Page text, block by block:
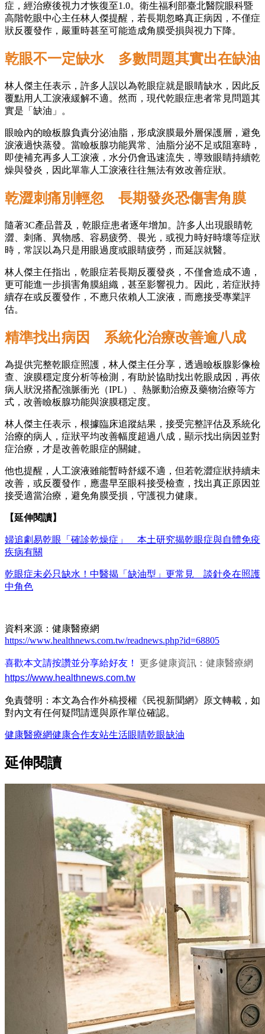
症，經治療後視力才恢復至1.0。衛生福利部臺北醫院眼科暨
高階乾眼中心主任林人傑提醒，若長期忽略真正病因，不僅症
狀反覆發作，嚴重時甚至可能造成角膜受損與視力下降。
乾眼不一定缺水 多數問題其實出在缺油
林人傑主任表示，許多人誤以為乾眼症就是眼睛缺水，因此反
覆點用人工淚液緩解不適。然而，現代乾眼症患者常見問題其
實是「缺油」。
眼瞼內的瞼板腺負責分泌油脂，形成淚膜最外層保護層，避免
淚液過快蒸發。當瞼板腺功能異常、油脂分泌不足或阻塞時，
即使補充再多人工淚液，水分仍會迅速流失，導致眼睛持續乾
燥與發炎，因此單靠人工淚液往往無法有效改善症狀。
乾澀刺痛別輕忽 長期發炎恐傷害角膜
隨著3C產品普及，乾眼症患者逐年增加。許多人出現眼睛乾
澀、刺痛、異物感、容易疲勞、畏光，或視力時好時壞等症狀
時，常誤以為只是用眼過度或眼睛疲勞，而延誤就醫。
林人傑主任指出，乾眼症若長期反覆發炎，不僅會造成不適，
更可能進一步損害角膜組織，甚至影響視力。因此，若症狀持
續存在或反覆發作，不應只依賴人工淚液，而應接受專業評
估。
精準找出病因 系統化治療改善逾八成
為提供完整乾眼症照護，林人傑主任分享，透過瞼板腺影像檢
查、淚膜穩定度分析等檢測，有助於協助找出乾眼成因，再依
病人狀況搭配強脈衝光（IPL）、熱脈動治療及藥物治療等方
式，改善瞼板腺功能與淚膜穩定度。
林人傑主任表示，根據臨床追蹤結果，接受完整評估及系統化
治療的病人，症狀平均改善幅度超過八成，顯示找出病因並對
症治療，才是改善乾眼症的關鍵。
他也提醒，人工淚液雖能暫時舒緩不適，但若乾澀症狀持續未
改善，或反覆發作，應盡早至眼科接受檢查，找出真正原因並
接受適當治療，避免角膜受損，守護視力健康。
【延伸閱讀】
婦追劇易乾眼「確診乾燥症」 本土研究揭乾眼症與自體免疫
疾病有關
乾眼症未必只缺水！中醫揭「缺油型」更常見 談針灸在照護
中角色
資料來源：健康醫療網
https://www.healthnews.com.tw/readnews.php?id=68805
喜歡本文請按讚並分享給好友！
更多健康資訊：健康醫療網
https://www.healthnews.com.tw
免責聲明：本文為合作外稿授權《民視新聞網》原文轉載，如
對內文有任何疑問請逕與原作單位確認。
健康醫療網健康合作友站生活眼睛乾眼缺油
延伸閱讀